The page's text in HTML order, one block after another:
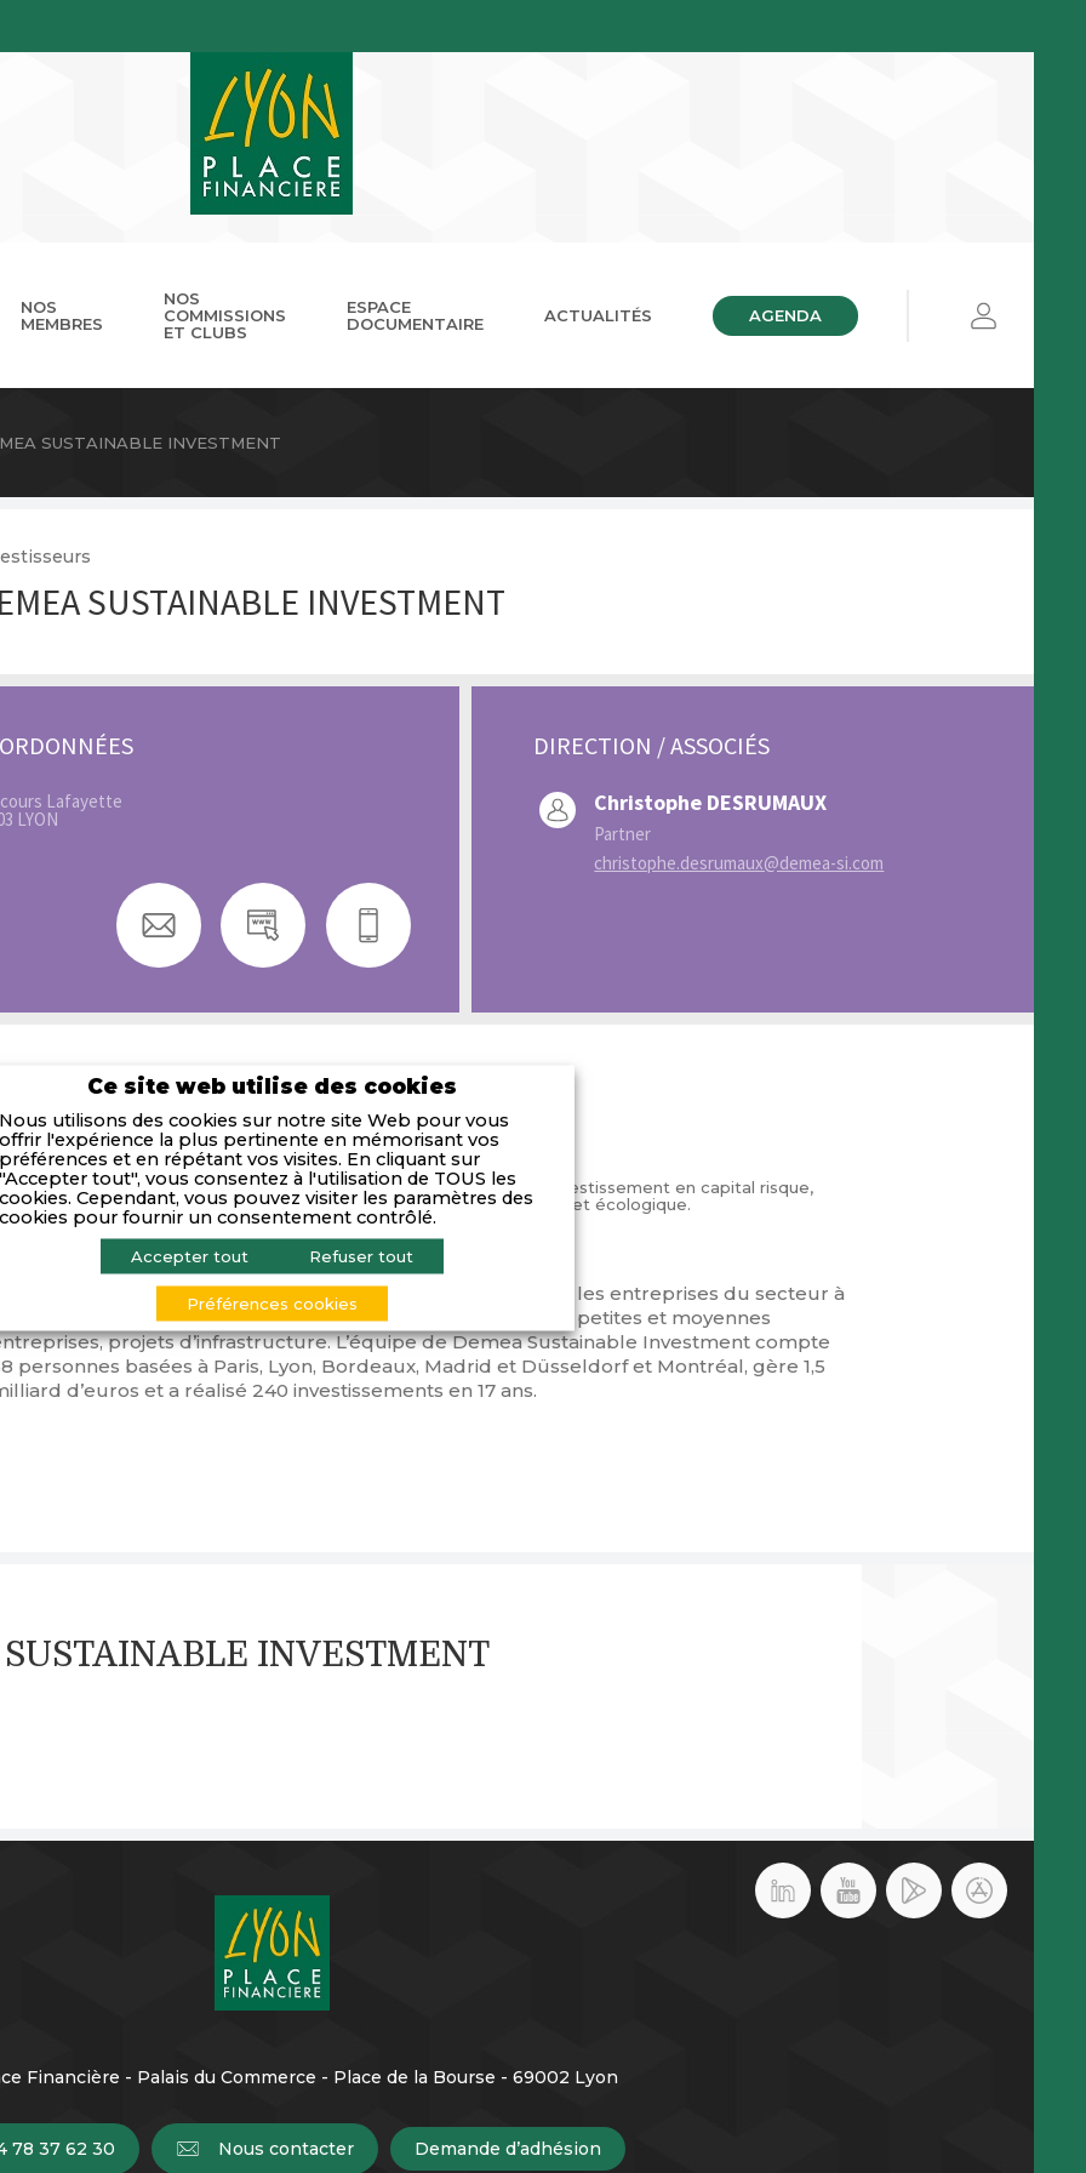
Les missions Le réseau des Places Financières
Présentation Les RDV de LPB Le Forum LPB
NOS
MEMBRES
Devenir membre Club Cordélia Photothèque
NOS
COMMISSIONS
ET CLUBS
ESPACE
DOCUMENTAIRE
ACTUALITÉS AGENDA
SUSTAINABLE INVESTMENT
SUSTAINABLE INVESTMENT
cours Lafayette
LYON
DIRECTION / ASSOCIÉS
Christophe DESRUMAUX
Partner
christophe.desrumaux@demea-si.com
Activités
Demea Sustainable Investment est un acteur européen majeur de l’investissement en capital risque,
capital développement et infrastructure dans la transition énergétique et écologique.
Compétences
Ses fonds investissent de 1 à 30 millions d’euros pour soutenir les entreprises du secteur à
tous les stades de leur développement : startups innovantes, petites et moyennes
projets d’infrastructure. L’équipe de Demea Sustainable Investment compte
personnes basées à Paris, Lyon, Bordeaux, Madrid et Düsseldorf et Montréal, gère 1,5
d’euros et a réalisé 240 investissements en 17 ans.
INVESTMENT
Financière - Palais du Commerce - Place de la Bourse - 69002 Lyon
78 37 62 30 Nous contacter Demande d’adhésion
Ce site web utilise des cookies
Nous utilisons des cookies sur notre site Web pour vous
offrir l'expérience la plus pertinente en mémorisant vos
préférences et en répétant vos visites. En cliquant sur
"Accepter tout", vous consentez à l'utilisation de TOUS les
cookies. Cependant, vous pouvez visiter les paramètres des
cookies pour fournir un consentement contrôlé.
Accepter tout Refuser tout
Préférences cookies